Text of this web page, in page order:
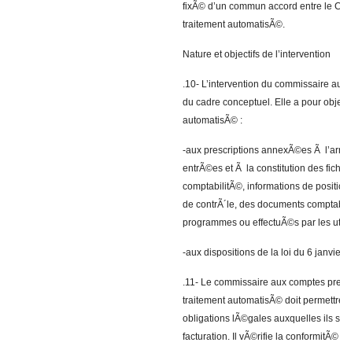
fixÃ© d’un commun accord entre le
traitement automatisÃ©.
Nature et objectifs de l’intervention
.10- L’intervention du commissaire
du cadre conceptuel. Elle a pour
automatisÃ© :
-aux prescriptions annexÃ©es Ã
entrÃ©es et Ã la constitution des
comptabilitÃ©, informations de
de contrÃ´le, des documents
programmes ou effectuÃ©s par les
-aux dispositions de la loi du 6
.11- Le commissaire aux comptes
traitement automatisÃ© doit
obligations lÃ©gales auxquelles ils
facturation. Il vÃ©rifie la conformitÃ©